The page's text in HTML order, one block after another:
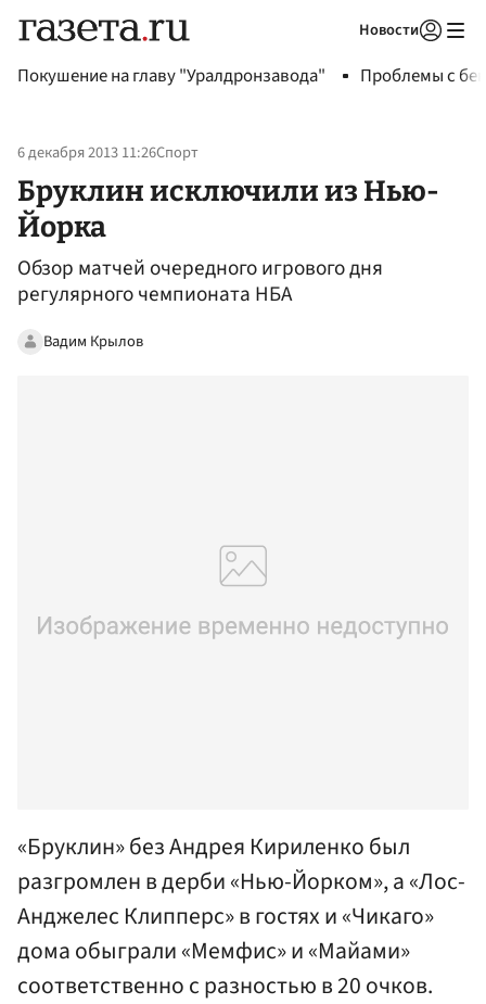
Новости
Покушение на главу "Уралдронзавода" Проблемы с
6 декабря 2013 11:26Спорт
Бруклин исключили из Нью-
Йорка
Обзор матчей очередного игрового дня
регулярного чемпионата НБА
Вадим Крылов
«Бруклин» без Андрея Кириленко был
разгромлен в дерби «Нью-Йорком», а «Лос-
Анджелес Клипперс» в гостях и «Чикаго»
дома обыграли «Мемфис» и «Майами»
соответственно с разностью в 20 очков.